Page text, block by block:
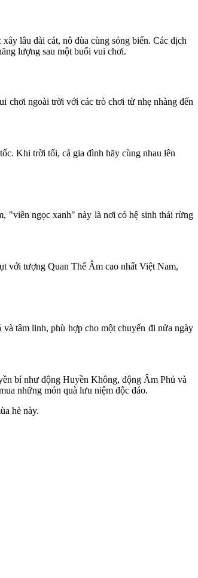
lâu đài cát, nô đùa cùng sóng biển. Các dịch
lượng sau một buổi vui chơi.
chơi ngoài trời với các trò chơi từ nhẹ nhàng đến
Khi trời tối, cả gia đình hãy cùng nhau lên
"viên ngọc xanh" này là nơi có hệ sinh thái rừng
với tượng Quan Thế Âm cao nhất Việt Nam,
tâm linh, phù hợp cho một chuyến đi nửa ngày
bí như động Huyền Không, động Âm Phủ và
những món quà lưu niệm độc đáo.
hè này.